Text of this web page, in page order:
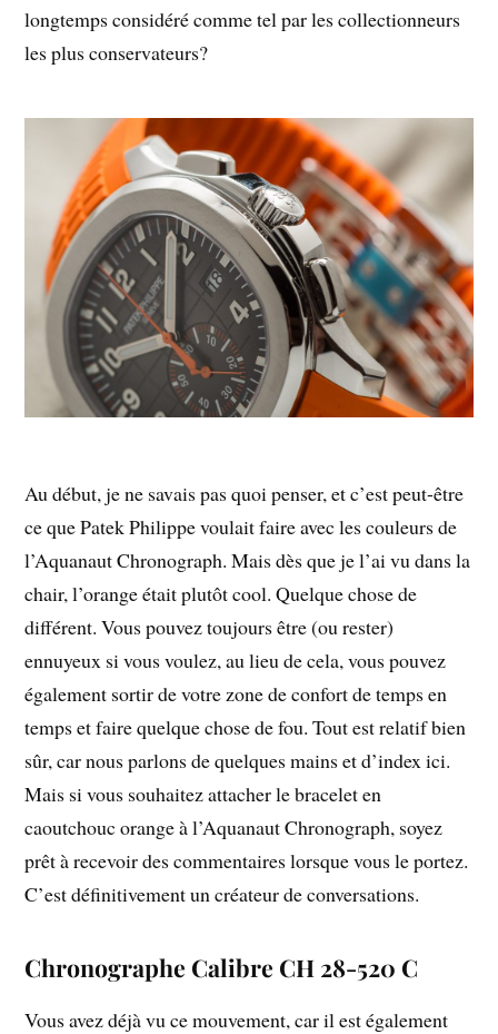
longtemps considéré comme tel par les collectionneurs
les plus conservateurs?
Au début, je ne savais pas quoi penser, et c’est peut-être
ce que Patek Philippe voulait faire avec les couleurs de
l’Aquanaut Chronograph. Mais dès que je l’ai vu dans la
chair, l’orange était plutôt cool. Quelque chose de
différent. Vous pouvez toujours être (ou rester)
ennuyeux si vous voulez, au lieu de cela, vous pouvez
également sortir de votre zone de confort de temps en
temps et faire quelque chose de fou. Tout est relatif bien
sûr, car nous parlons de quelques mains et d’index ici.
Mais si vous souhaitez attacher le bracelet en
caoutchouc orange à l’Aquanaut Chronograph, soyez
prêt à recevoir des commentaires lorsque vous le portez.
C’est définitivement un créateur de conversations.
Chronographe Calibre CH 28-520 C
Vous avez déjà vu ce mouvement, car il est également